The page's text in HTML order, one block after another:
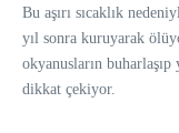
Bu aşırı sıcaklık
yıl sonra kuruyarak
okyanusların
dikkat çekiyor.